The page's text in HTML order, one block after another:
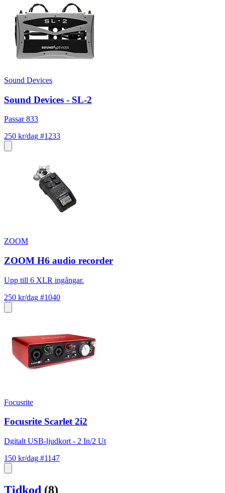
Sound Devices
Sound Devices - SL-2
Passar 833
250 kr/dag #1233
ZOOM
ZOOM H6 audio recorder
Upp till 6 XLR ingångar.
250 kr/dag #1040
Focusrite
Focusrite Scarlet 2i2
Dgitalt USB-ljudkort - 2 In/2 Ut
150 kr/dag #1147
Tidkod (8)